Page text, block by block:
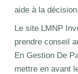
aide à la
Le site LMNP
prendre conseil
En Gestion De
mettre en avant